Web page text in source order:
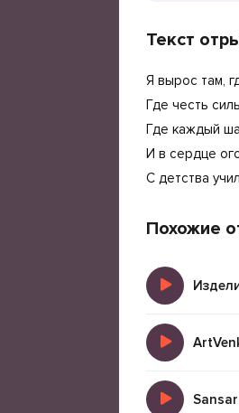
Текст
Я вырос там,
Где честь
Где каждый
И в сердце
С детства
Похожие